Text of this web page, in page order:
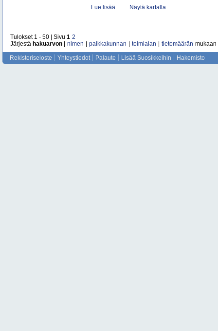
Lue lisää..
Näytä kartalla
Tulokset 1 - 50 | Sivu 1 2
Järjestä hakuarvon nimen paikkakunnan toimialan tietomäärän mukaan
Rekisteriseloste Yhteystiedot Palaute Lisää Suosikkeihin Hakemisto